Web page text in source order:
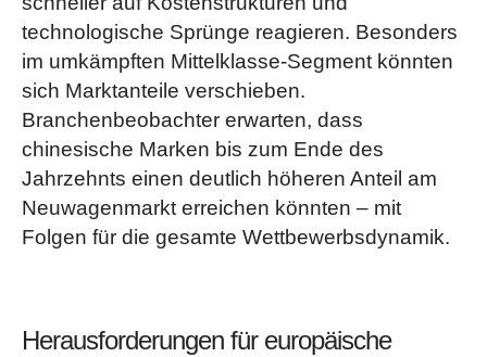
technologische Sprünge reagieren. Besonders
im umkämpften Mittelklasse-Segment könnten
sich Marktanteile verschieben.
Branchenbeobachter erwarten, dass
chinesische Marken bis zum Ende des
Jahrzehnts einen deutlich höheren Anteil am
Neuwagenmarkt erreichen könnten – mit
Folgen für die gesamte Wettbewerbsdynamik.
Herausforderungen für europäische